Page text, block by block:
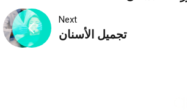
Next
تجميل الأسنان